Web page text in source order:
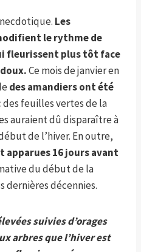
Les
le rythme de
fleurissent plus tôt face
Ce mois de janvier en
des amandiers ont été
des feuilles vertes de la
auraient dû disparaître à
de l’hiver. En outre,
apparues 16 jours avant
du début de la
dernières décennies.
suivies d’orages
arbres que l’hiver est